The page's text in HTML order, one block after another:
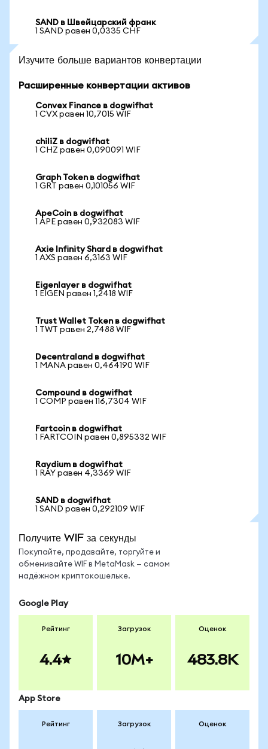
SAND в Швейцарский франк
1 SAND равен 0,0335 CHF
Изучите больше вариантов конвертации
Расширенные конвертации активов
Convex Finance в dogwifhat
1 CVX равен 10,7015 WIF
chiliZ в dogwifhat
1 CHZ равен 0,090091 WIF
Graph Token в dogwifhat
1 GRT равен 0,101056 WIF
ApeCoin в dogwifhat
1 APE равен 0,932083 WIF
Axie Infinity Shard в dogwifhat
1 AXS равен 6,3163 WIF
Eigenlayer в dogwifhat
1 EIGEN равен 1,2418 WIF
Trust Wallet Token в dogwifhat
1 TWT равен 2,7488 WIF
Decentraland в dogwifhat
1 MANA равен 0,464190 WIF
Compound в dogwifhat
1 COMP равен 116,7304 WIF
Fartcoin в dogwifhat
1 FARTCOIN равен 0,895332 WIF
Raydium в dogwifhat
1 RAY равен 4,3369 WIF
SAND в dogwifhat
1 SAND равен 0,292109 WIF
Получите WIF за секунды
Покупайте, продавайте, торгуйте и
обменивайте WIF в MetaMask — самом
надёжном криптокошельке.
Google Play
Рейтинг
4.4
Загрузок
10M+
Оценок
483.8K
App Store
Рейтинг Загрузок Оценок